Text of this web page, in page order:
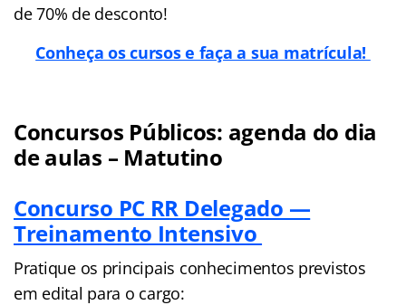
de 70% de desconto!
Conheça os cursos e faça a sua matrícula!
Concursos Públicos: agenda do dia
de aulas – Matutino
Concurso PC RR Delegado —
Treinamento Intensivo
Pratique os principais conhecimentos previstos
em edital para o cargo: